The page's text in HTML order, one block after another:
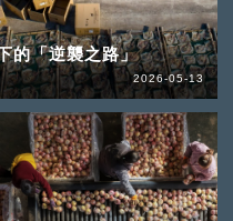
的「逆襲之路」
2026-05-13